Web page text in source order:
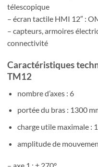
télescopique
– écran tactile HMI 12″ :
– capteurs, armoires
connectivité
Caractéristiques
TM12
nombre d’axes : 6
portée du bras : 1300
charge utile maximale :
amplitude de